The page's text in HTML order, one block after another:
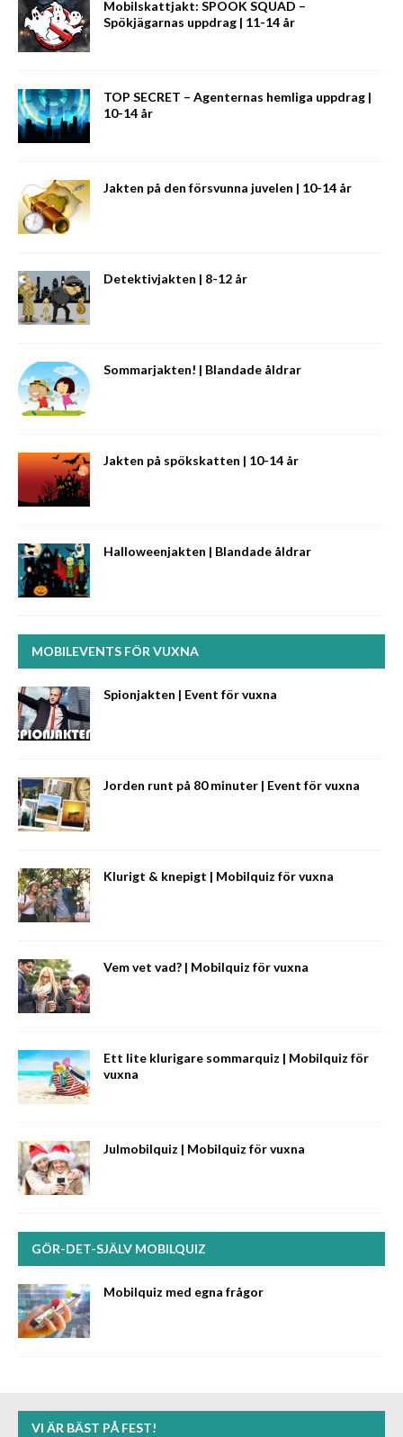
Mobilskattjakt: SPOOK SQUAD –
Spökjägarnas uppdrag | 11-14 år
TOP SECRET – Agenternas hemliga uppdrag |
10-14 år
Jakten på den försvunna juvelen | 10-14 år
Detektivjakten | 8-12 år
Sommarjakten! | Blandade åldrar
Jakten på spökskatten | 10-14 år
Halloweenjakten | Blandade åldrar
MOBILEVENTS FÖR VUXNA
Spionjakten | Event för vuxna
Jorden runt på 80 minuter | Event för vuxna
Klurigt & knepigt | Mobilquiz för vuxna
Vem vet vad? | Mobilquiz för vuxna
Ett lite klurigare sommarquiz | Mobilquiz för
vuxna
Julmobilquiz | Mobilquiz för vuxna
GÖR-DET-SJÄLV MOBILQUIZ
Mobilquiz med egna frågor
VI ÄR BÄST PÅ FEST!